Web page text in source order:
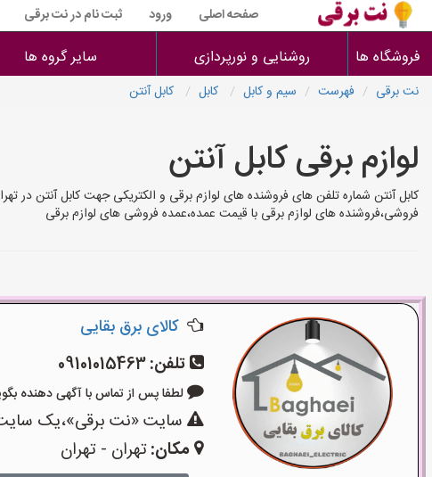
صفحه اصلی ورود ثبت نام در نت برقی
فروشگاه ها روشنایی و نورپردازی سایر گروه ها
نت برقی فهرست سیم و کابل کابل کابل آنتن
لوازم برقی کابل آنتن
کابل آنتن شماره تلفن های فروشنده های لوازم برقی و الکتریکی جهت کابل آنتن در
فروشی،فروشنده های لوازم برقی با قیمت عمده،عمده فروشی های لوازم برقی
کالای برق بقایی
تلفن:09101015463
لطفا پس از تماس با آگهی دهنده بگویید:
سایت «نت برقی»،یک سایت
مکان:تهران - تهران